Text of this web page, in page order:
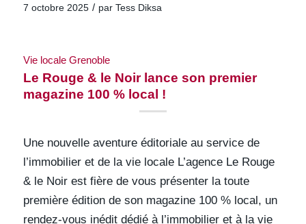
7 octobre 2025 / par Tess Diksa
Vie locale Grenoble
Le Rouge & le Noir lance son premier
magazine 100 % local !
Une nouvelle aventure éditoriale au service de
l’immobilier et de la vie locale L’agence Le Rouge
& le Noir est fière de vous présenter la toute
première édition de son magazine 100 % local, un
rendez-vous inédit dédié à l’immobilier et à la vie